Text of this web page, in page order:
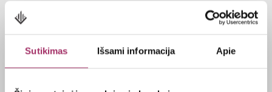
Sutikimas Išsami informacija Apie
struktūra. Kai vaikas moka suskaičiuoti iki dešimt
galima mokyti skaičiuoti pinigus, pavyzdžiui, žaidžiant
ji labiau džiugintų, galima leisti išsirinkti ar pasidaryti